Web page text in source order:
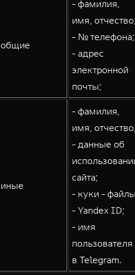
общие
- фамилия,
имя,
- № телефона;
- адрес
электронной
почты;
иные
- фамилия,
имя,
- данные об
сайта;
- куки -
- Yandex ID;
- имя
пользователя
в Telegram.